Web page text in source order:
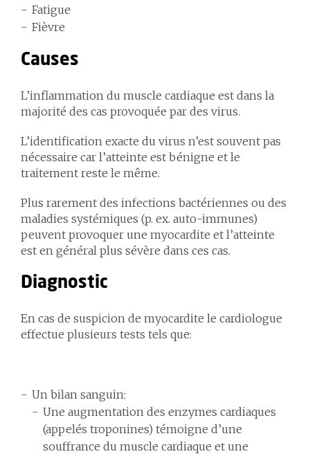
Fatigue
Fièvre
Causes
L’inflammation du muscle cardiaque est dans la
majorité des cas provoquée par des virus.
L’identification exacte du virus n’est souvent pas
nécessaire car l’atteinte est bénigne et le
traitement reste le même.
Plus rarement des infections bactériennes ou des
maladies systémiques (p. ex. auto-immunes)
peuvent provoquer une myocardite et l’atteinte
est en général plus sévère dans ces cas.
Diagnostic
En cas de suspicion de myocardite le cardiologue
effectue plusieurs tests tels que:
Un bilan sanguin:
Une augmentation des enzymes cardiaques
(appelés troponines) témoigne d’une
souffrance du muscle cardiaque et une